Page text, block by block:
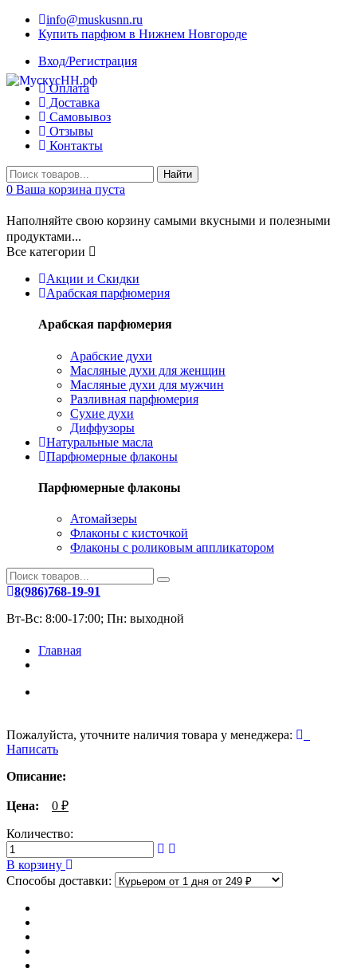
info@muskusnn.ru
Купить парфюм в Нижнем Новгороде
Вход/Регистрация
Оплата
Доставка
Самовывоз
Отзывы
Контакты
Найти
0 Ваша корзина пуста
Наполняйте свою корзину самыми вкусными и полезными
продуктами...
Все категории
Акции и Скидки
Арабская парфюмерия
Арабская парфюмерия
Арабские духи
Масляные духи для женщин
Масляные духи для мужчин
Разливная парфюмерия
Сухие духи
Диффузоры
Натуральные масла
Парфюмерные флаконы
Парфюмерные флаконы
Атомайзеры
Флаконы с кисточкой
Флаконы с роликовым аппликатором
8(986)768-19-91
Вт-Вс: 8:00-17:00; Пн: выходной
Главная
Пожалуйста, уточните наличия товара у менеджера:
Написать
Описание:
Цена: 0 ₽
Количество:
В корзину
Способы доставки: